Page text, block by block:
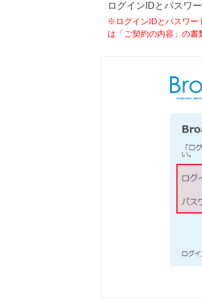
ログインIDとパスワ
※ログインIDとパスワー
は「ご契約の内容」の書